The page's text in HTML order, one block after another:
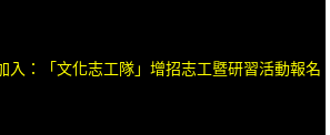
入：「文化志工隊」增招志工暨研習活動報名